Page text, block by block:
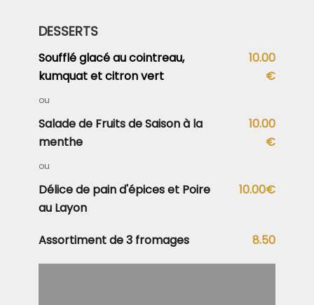
DESSERTS
Soufflé glacé au cointreau,
kumquat et citron vert
10.00
€
ou
Salade de Fruits de Saison à la
menthe
10.00
€
ou
Délice de pain d'épices et Poire
au Layon
10.00€
Assortiment de 3 fromages 8.50